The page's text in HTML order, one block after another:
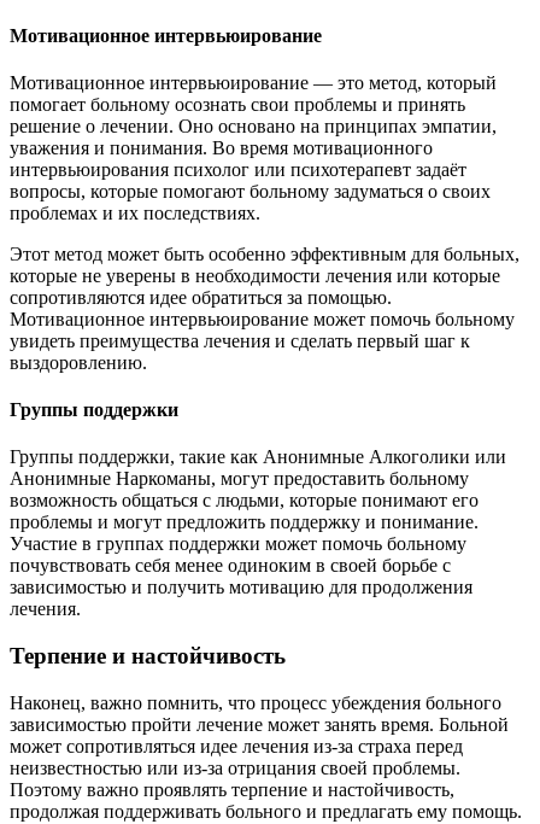
Мотивационное интервьюирование
Мотивационное интервьюирование — это метод, который
помогает больному осознать свои проблемы и принять
решение о лечении. Оно основано на принципах эмпатии,
уважения и понимания. Во время мотивационного
интервьюирования психолог или психотерапевт задаёт
вопросы, которые помогают больному задуматься о своих
проблемах и их последствиях.
Этот метод может быть особенно эффективным для больных,
которые не уверены в необходимости лечения или которые
сопротивляются идее обратиться за помощью.
Мотивационное интервьюирование может помочь больному
увидеть преимущества лечения и сделать первый шаг к
выздоровлению.
Группы поддержки
Группы поддержки, такие как Анонимные Алкоголики или
Анонимные Наркоманы, могут предоставить больному
возможность общаться с людьми, которые понимают его
проблемы и могут предложить поддержку и понимание.
Участие в группах поддержки может помочь больному
почувствовать себя менее одиноким в своей борьбе с
зависимостью и получить мотивацию для продолжения
лечения.
Терпение и настойчивость
Наконец, важно помнить, что процесс убеждения больного
зависимостью пройти лечение может занять время. Больной
может сопротивляться идее лечения из-за страха перед
неизвестностью или из-за отрицания своей проблемы.
Поэтому важно проявлять терпение и настойчивость,
продолжая поддерживать больного и предлагать ему помощь.